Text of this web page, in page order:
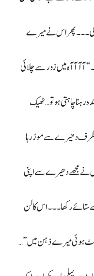
کی۔۔۔ پھر اس نے میرے
“آآآآہ میں زور سے چلائی
رہنا چاہتی ہو تو… ٹھیک
طرف دھیرے سے موڑ رہا
نے مجھے دھیرے سے اپنی
رکھا۔۔۔ اس کا لن
ہوئی
… ”میرے ذہن میں